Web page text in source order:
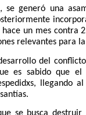
se generó una
hace un mes contra
relevantes para
del
es sabido que
llegando